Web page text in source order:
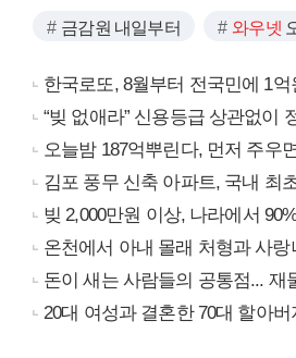
금감원 내일부터 와우넷
한국로또, 8월부터 전국민에 1억
“빚 없애라” 신용등급 상관없이
오늘밤 187억뿌린다, 먼저 주우
김포 풍무 신축 아파트, 국내 최
빚 2,000만원 이상, 나라에서
온천에서 아내 몰래 처형과 사
돈이 새는 사람들의 공통점... 재
20대 여성과 결혼한 70대 할아